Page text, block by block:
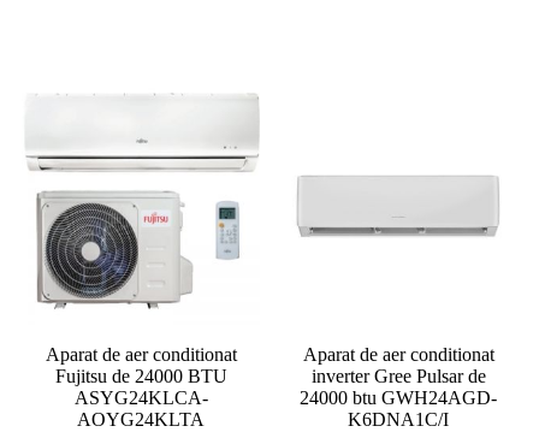
Aparat de aer conditionat
Fujitsu de 24000 BTU
ASYG24KLCA-
AOYG24KLTA
Aparat de aer conditionat
inverter Gree Pulsar de
24000 btu GWH24AGD-
K6DNA1C/I